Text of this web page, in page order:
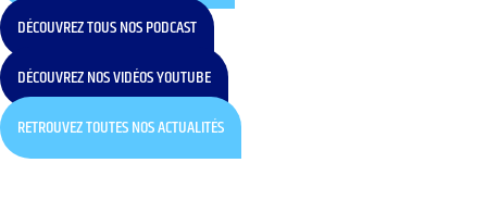
DÉCOUVREZ TOUS NOS PODCAST
DÉCOUVREZ NOS VIDÉOS YOUTUBE
RETROUVEZ TOUTES NOS ACTUALITÉS